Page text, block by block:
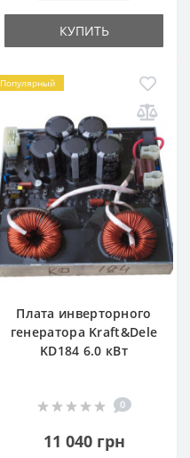
КУПИТЬ
Популярный
Плата инверторного
генератора Kraft&Dele
KD184 6.0 кВт
0
11 040 грн